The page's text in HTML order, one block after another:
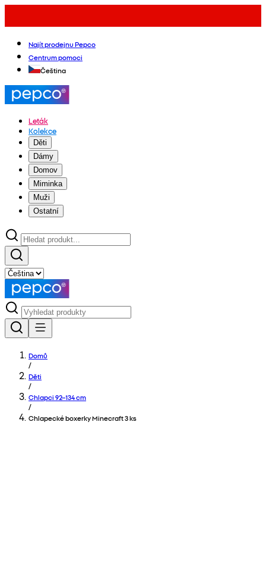
Najít prodejnu Pepco
Centrum pomoci
Čeština
Leták
Kolekce
Děti
Dámy
Domov
Miminka
Muži
Ostatní
Domů
/
Děti
/
Chlapci 92–134 cm
/
Chlapecké boxerky Minecraft 3 ks